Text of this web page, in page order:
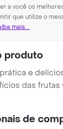
a você os
que utilize o
mais...
produto
e
das frutas
de